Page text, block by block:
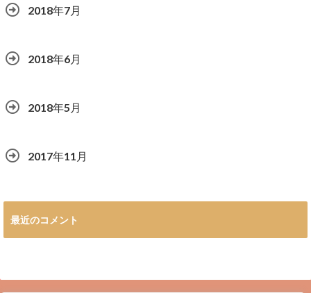
2018年7月
2018年6月
2018年5月
2017年11月
最近のコメント